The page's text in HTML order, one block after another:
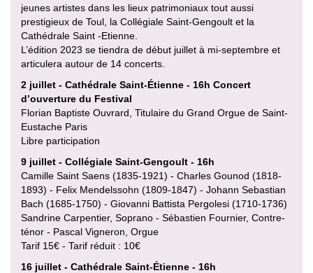
jeunes artistes dans les lieux patrimoniaux tout aussi
prestigieux de Toul, la Collégiale Saint-Gengoult et la
Cathédrale Saint -Etienne.
L’édition 2023 se tiendra de début juillet à mi-septembre et
articulera autour de 14 concerts.
2 juillet - Cathédrale Saint-Étienne - 16h Concert
d’ouverture du Festival
Florian Baptiste Ouvrard, Titulaire du Grand Orgue de Saint-
Eustache Paris
Libre participation
9 juillet - Collégiale Saint-Gengoult - 16h
Camille Saint Saens (1835-1921) - Charles Gounod (1818-
1893) - Felix Mendelssohn (1809-1847) - Johann Sebastian
Bach (1685-1750) - Giovanni Battista Pergolesi (1710-1736)
Sandrine Carpentier, Soprano - Sébastien Fournier, Contre-
ténor - Pascal Vigneron, Orgue
Tarif 15€ - Tarif réduit : 10€
16 juillet - Cathédrale Saint-Étienne - 16h